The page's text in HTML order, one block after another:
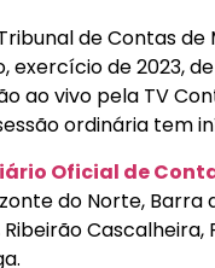
de Contas
exercício de 2023,
ao vivo pela TV
ordinária tem
Oficial de
do Norte, Barra
Cascalheira,